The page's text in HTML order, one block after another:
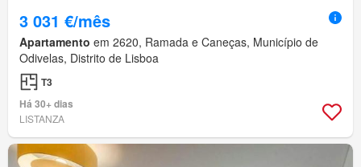
3 031 €/mês
Apartamento em 2620, Ramada e Caneças, Município de
Odivelas, Distrito de Lisboa
T3
Há 30+ dias
LISTANZA